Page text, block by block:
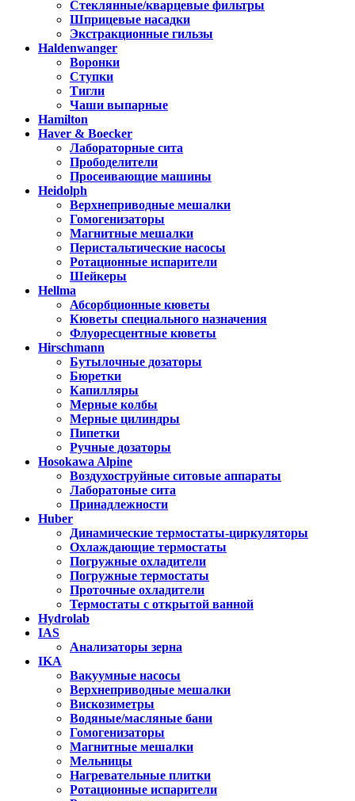
Стеклянные/кварцевые фильтры
Шприцевые насадки
Экстракционные гильзы
Haldenwanger
Воронки
Ступки
Тигли
Чаши выпарные
Hamilton
Haver & Boecker
Лабораторные сита
Прободелители
Просеивающие машины
Heidolph
Верхнеприводные мешалки
Гомогенизаторы
Магнитные мешалки
Перистальтические насосы
Ротационные испарители
Шейкеры
Hellma
Абсорбционные кюветы
Кюветы специального назначения
Флуоресцентные кюветы
Hirschmann
Бутылочные дозаторы
Бюретки
Капилляры
Мерные колбы
Мерные цилиндры
Пипетки
Ручные дозаторы
Hosokawa Alpine
Воздухоструйные ситовые аппараты
Лаборатоные сита
Принадлежности
Huber
Динамические термостаты-циркуляторы
Охлаждающие термостаты
Погружные охладители
Погружные термостаты
Проточные охладители
Термостаты с открытой ванной
Hydrolab
IAS
Анализаторы зерна
IKA
Вакуумные насосы
Верхнеприводные мешалки
Вискозиметры
Водяные/масляные бани
Гомогенизаторы
Магнитные мешалки
Мельницы
Нагревательные плитки
Ротационные испарители